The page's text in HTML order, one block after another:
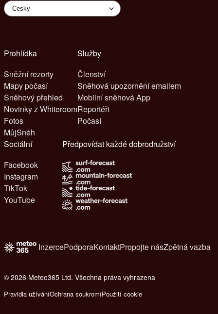
Prohlídka
Sněžní rezorty
Mapy počasí
Sněhový přehled
Novinky z Whiteroom
Fotos
MůjSněh
Služby
Členství
Sněhová upozornění emailem
Mobilní sněhová App
Reportéři
Počasí
Sociální
Facebook
Instagram
TikTok
YouTube
Předpovídat každé dobrodružství
InzercePodporaKontaktPropojte násZpětná vazba
© 2026 Meteo365 Ltd. Všechna práva vyhrazena
Pravidla užíváníOchrana soukromíPoužití cookie